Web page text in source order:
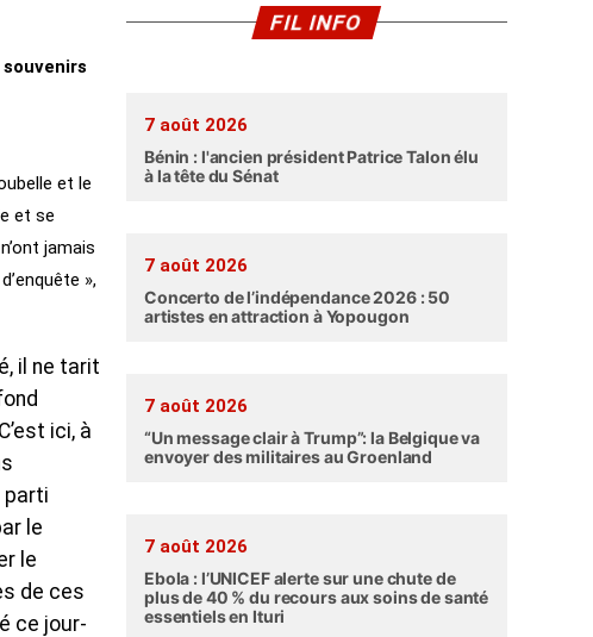
et le
et se
jamais
»,
il ne tarit
ici, à
parti
le
le
de ces
ce jour-
FIL INFO
7 août 2026
Bénin : l'ancien président Patrice Talon élu
à la tête du Sénat
7 août 2026
Concerto de l’indépendance 2026 : 50
artistes en attraction à Yopougon
7 août 2026
“Un message clair à Trump”: la Belgique va
envoyer des militaires au Groenland
7 août 2026
Ebola : l’UNICEF alerte sur une chute de
plus de 40 % du recours aux soins de santé
essentiels en Ituri